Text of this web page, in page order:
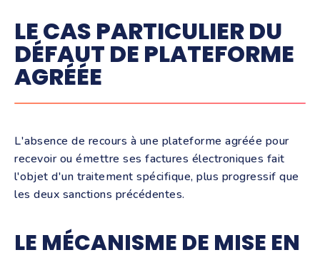
LE CAS PARTICULIER DU
DÉFAUT DE PLATEFORME
AGRÉÉE
L'absence de recours à une plateforme agréée pour
recevoir ou émettre ses factures électroniques fait
l'objet d'un traitement spécifique, plus progressif que
les deux sanctions précédentes.
LE MÉCANISME DE MISE EN